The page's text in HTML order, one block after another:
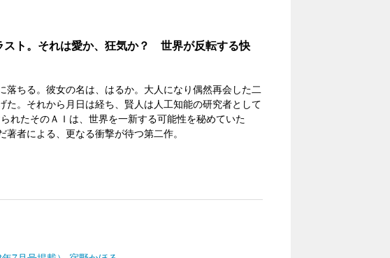
スト。それは愛か、狂気か？ 世界が反転する快
ちる。彼女の名は、はるか。大人になり偶然再会した二
。それから月日は経ち、賢人は人工知能の研究者として
れたそのＡＩは、世界を一新する可能性を秘めていた
者による、更なる衝撃が待つ第二作。